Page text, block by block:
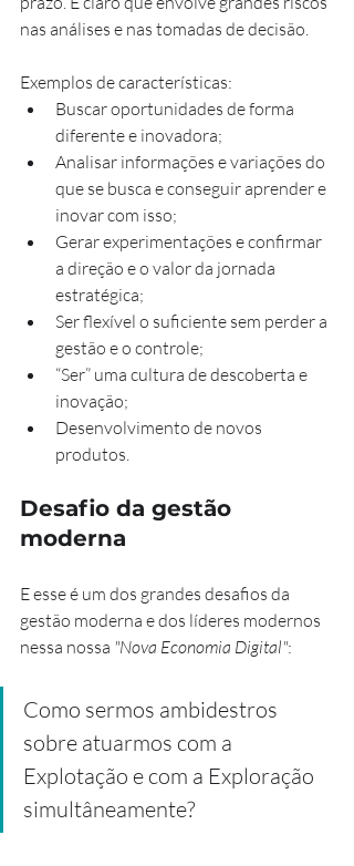
nas análises e nas tomadas de decisão.
Exemplos de características:
Buscar oportunidades de forma
diferente e inovadora;
Analisar informações e variações do
que se busca e conseguir aprender e
inovar com isso;
Gerar experimentações e confirmar
a direção e o valor da jornada
estratégica;
Ser flexível o suficiente sem perder a
gestão e o controle;
“Ser” uma cultura de descoberta e
inovação;
Desenvolvimento de novos
produtos.
Desafio da gestão
moderna
E esse é um dos grandes desafios da
gestão moderna e dos líderes modernos
nessa nossa "Nova Economia Digital":
Como sermos ambidestros
sobre atuarmos com a
Explotação e com a Exploração
simultâneamente?